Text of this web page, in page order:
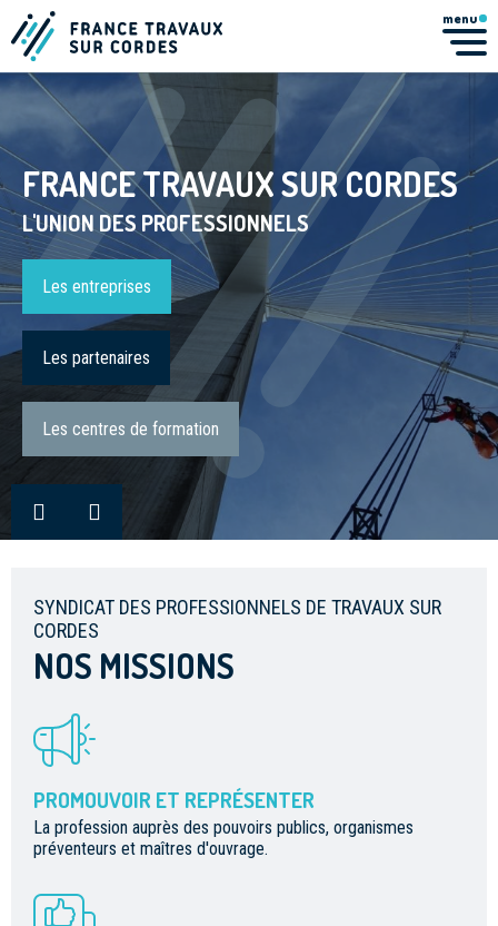
menu
FRANCE TRAVAUX SUR CORDES
L'UNION DES PROFESSIONNELS
Les entreprises
Les partenaires
Les centres de formation
SYNDICAT DES PROFESSIONNELS DE TRAVAUX SUR
CORDES
NOS MISSIONS
PROMOUVOIR ET REPRÉSENTER
La profession auprès des pouvoirs publics, organismes
préventeurs et maîtres d'ouvrage.